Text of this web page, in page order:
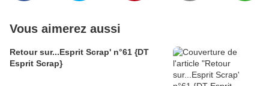
Vous aimerez aussi
Retour sur...Esprit Scrap' n°61 {DT
Esprit Scrap}